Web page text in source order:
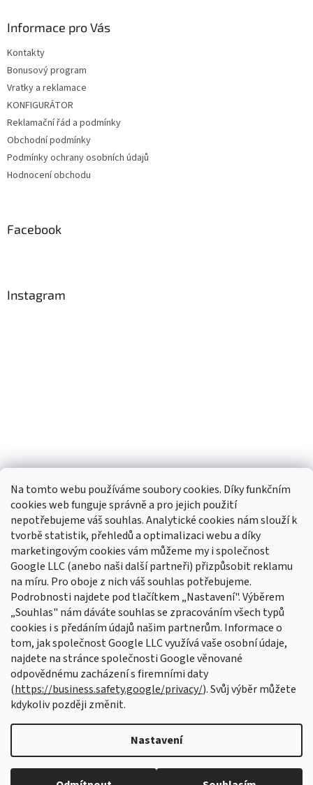
Na tomto webu používáme soubory cookies. Díky funkčním
cookies web funguje správně a pro jejich použití
nepotřebujeme váš souhlas. Analytické cookies nám slouží k
tvorbě statistik, přehledů a optimalizaci webu a díky
marketingovým cookies vám můžeme my i společnost
Google LLC (anebo naši další partneři) přizpůsobit reklamu
na míru. Pro oboje z nich váš souhlas potřebujeme.
Podrobnosti najdete pod tlačítkem „Nastavení". Výběrem
„Souhlas" nám dáváte souhlas se zpracováním všech typů
cookies i s předáním údajů našim partnerům. Informace o
tom, jak společnost Google LLC využívá vaše osobní údaje,
najdete na stránce společnosti Google věnované
odpovědnému zacházení s firemními daty
(https://business.safety.google/privacy/). Svůj výběr můžete
kdykoliv později změnit.
Nastavení
Informace pro Vás
Kontakty
Bonusový program
Vratky a reklamace
KONFIGURÁTOR
Reklamační řád a podmínky
Obchodní podmínky
Podmínky ochrany osobních údajů
Hodnocení obchodu
Facebook
Instagram
Sledovat na Instagramu
Odebírat newsletter
Vložte svůj e-mail a my vám budeme zasílat informace o nových
produktech na našem e-shopu.
E-mail
Vložením e-mailu souhlasíte s podmínkami ochrany osobních údajů
Vytvořil Shoptet Premium